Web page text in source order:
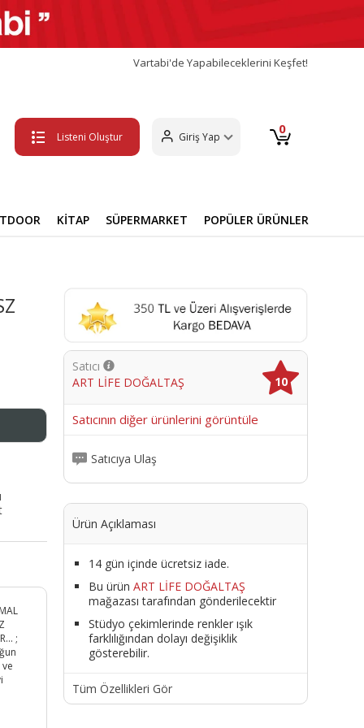
Vartabi'de Yapabileceklerini Keşfet!
Listeni Oluştur Giriş Yap 0
KİTAP SÜPERMARKET POPÜLER ÜRÜNLER
;
Satıcı
ART LİFE DOĞALTAŞ
10
Satıcının diğer ürünlerini görüntüle
Satıcıya Ulaş
Ürün Açıklaması
14 gün içinde ücretsiz iade.
Bu ürün ART LİFE DOĞALTAŞ
mağazası tarafından gönderilecektir
Stüdyo çekimlerinde renkler ışık
farklılığından dolayı değişiklik
gösterebilir.
Tüm Özellikleri Gör